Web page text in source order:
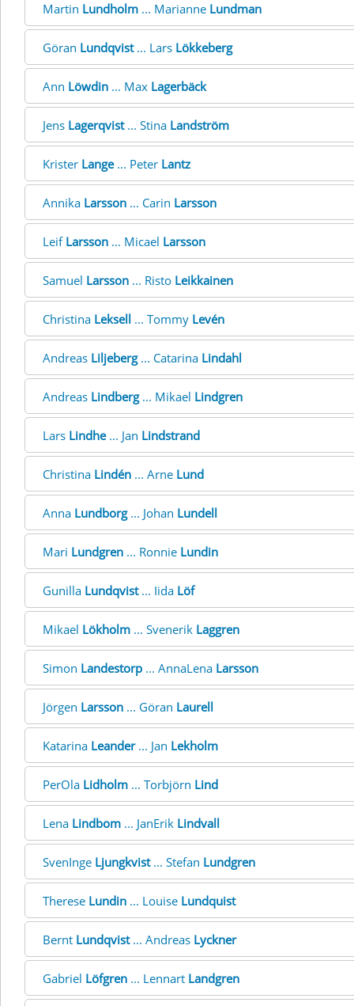
Martin Lundholm ... Marianne Lundman
Göran Lundqvist... Lars Lökkeberg
Ann Löwdin ... Max Lagerbäck
Jens Lagerqvist... Stina Landström
Krister Lange... Peter Lantz
Annika Larsson ... Carin Larsson
Leif Larsson ... Micael Larsson
Samuel Larsson ... Risto Leikkainen
Christina Leksell ... Tommy Levén
Andreas Liljeberg... Catarina Lindahl
Andreas Lindberg... Mikael Lindgren
Lars Lindhe... Jan Lindstrand
Christina Lindén ... Arne Lund
Anna Lundborg... Johan Lundell
Mari Lundgren ... Ronnie Lundin
Gunilla Lundqvist... Iida Löf
Mikael Lökholm ... Svenerik Laggren
Simon Landestorp ... AnnaLena Larsson
Jörgen Larsson ... Göran Laurell
Katarina Leander... Jan Lekholm
PerOla Lidholm ... Torbjörn Lind
Lena Lindbom ... JanErik Lindvall
SvenInge Ljungkvist... Stefan Lundgren
Therese Lundin ... Louise Lundquist
Bernt Lundqvist... Andreas Lyckner
Gabriel Löfgren ... Lennart Landgren